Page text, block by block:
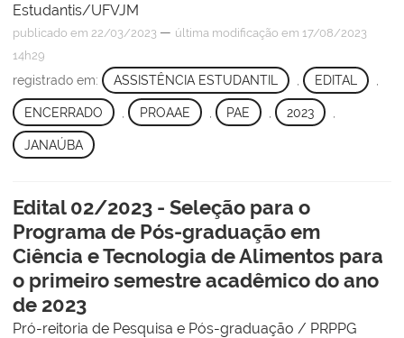
Estudantis/UFVJM
publicado em 22/03/2023 — última modificação em 17/08/2023
14h29
registrado em: ASSISTÊNCIA ESTUDANTIL EDITAL
ENCERRADO PROAAE PAE , 2023
JANAÚBA
Edital 02/2023 - Seleção para o
Programa de Pós-graduação em
Ciência e Tecnologia de Alimentos para
o primeiro semestre acadêmico do ano
de 2023
Pró-reitoria de Pesquisa e Pós-graduação / PRPPG